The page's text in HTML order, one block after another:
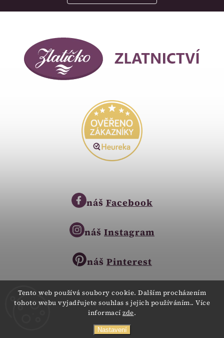
Tento web používá soubory cookie. Dalším procházením
tohoto webu vyjadřujete souhlas s jejich používáním.. Více
informací zde.
Nastavení
obchod@zlatnictvi-zlaticko.cz
náš Facebook
náš Instagram
náš Pinterest
Copyright © 2023
Všechna práva vyhrazena.